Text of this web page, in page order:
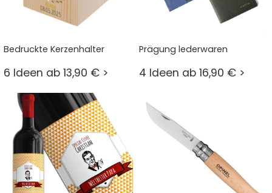
Bedruckte Kerzenhalter
6 Ideen ab 13,90 € >
Prägung lederwaren
4 Ideen ab 16,90 € >